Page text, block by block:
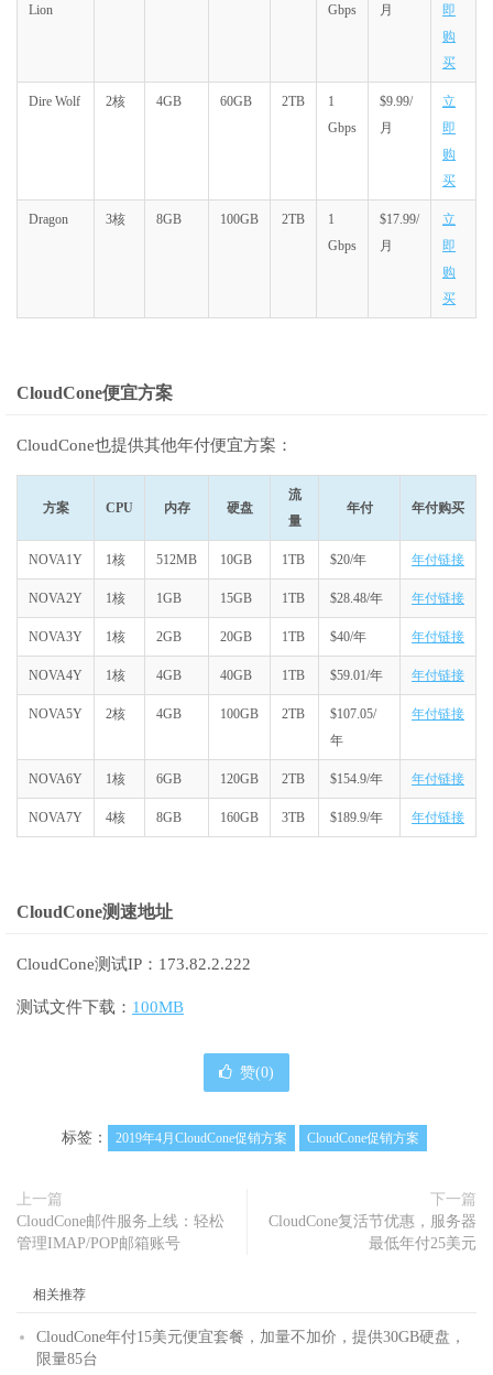
Lion
Gbps
月
即
购
买
Dire Wolf 2核 4GB 60GB 2TB
1
Gbps
$9.99/
月
立
即
购
买
Dragon 3核 8GB 100GB 2TB
1
Gbps
$17.99/
月
立
即
购
买
CloudCone便宜方案
CloudCone也提供其他年付便宜方案：
方案 CPU 内存 硬盘
流
量
年付 年付购买
NOVA1Y 1核 512MB 10GB 1TB $20/年 年付链接
NOVA2Y 1核 1GB 15GB 1TB $28.48/年 年付链接
NOVA3Y 1核 2GB 20GB 1TB $40/年 年付链接
NOVA4Y 1核 4GB 40GB 1TB $59.01/年 年付链接
NOVA5Y 2核 4GB 100GB 2TB
$107.05/
年
年付链接
NOVA6Y 1核 6GB 120GB 2TB $154.9/年 年付链接
NOVA7Y 4核 8GB 160GB 3TB $189.9/年 年付链接
CloudCone测速地址
CloudCone测试IP：173.82.2.222
测试文件下载： 100MB
赞(0)
标签： 2019年4月CloudCone促销方案 CloudCone促销方案
上一篇
CloudCone邮件服务上线：轻松
管理IMAP/POP邮箱账号
下一篇
CloudCone复活节优惠，服务器
最低年付25美元
相关推荐
CloudCone年付15美元便宜套餐，加量不加价，提供30GB硬盘，
限量85台